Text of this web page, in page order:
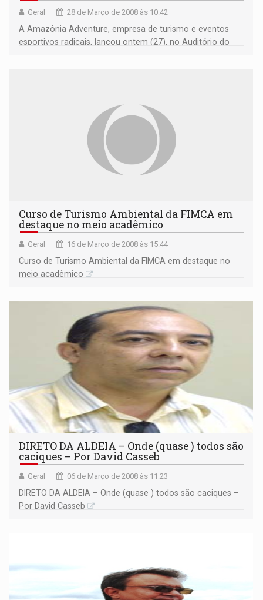
Geral 28 de Março de 2008 às 10:42
A Amazônia Adventure, empresa de turismo e eventos
esportivos radicais, lançou ontem (27), no Auditório do
Curso de Turismo Ambiental da FIMCA em
destaque no meio acadêmico
Geral 16 de Março de 2008 às 15:44
Curso de Turismo Ambiental da FIMCA em destaque no
meio acadêmico
DIRETO DA ALDEIA – Onde (quase ) todos são
caciques – Por David Casseb
Geral 06 de Março de 2008 às 11:23
DIRETO DA ALDEIA – Onde (quase ) todos são caciques –
Por David Casseb